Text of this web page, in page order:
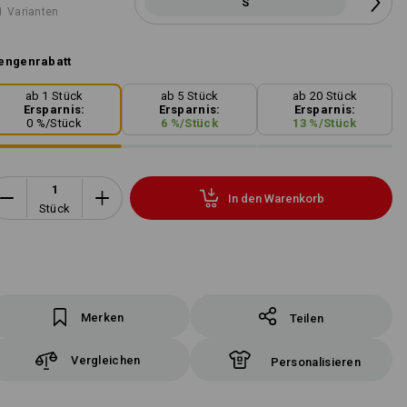
Varianten
ab 1 Stück
Ersparnis:
0 %/Stück
ab 5 Stück
Ersparnis:
6 %/Stück
ab 20 Stück
Ersparnis:
13 %/Stück
Stück
In den Warenkorb
Merken Teilen
Vergleichen Personalisieren